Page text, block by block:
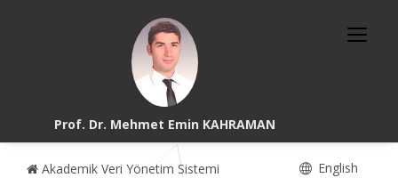
Prof. Dr. Mehmet Emin KAHRAMAN
Akademik Veri Yönetim Sistemi English